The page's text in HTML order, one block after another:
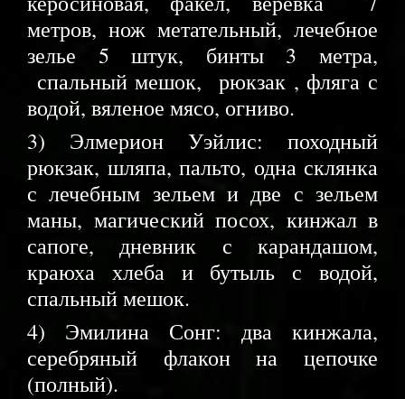
метров, нож метательный, лечебное
зелье 5 штук, бинты 3 метра,
спальный мешок, рюкзак , фляга с
водой, вяленое мясо, огниво.
3) Элмерион Уэйлис: походный
рюкзак, шляпа, пальто, одна склянка
с лечебным зельем и две с зельем
маны, магический посох, кинжал в
сапоге, дневник с карандашом,
краюха хлеба и бутыль с водой,
спальный мешок.
4) Эмилина Сонг: два кинжала,
серебряный флакон на цепочке
(полный).